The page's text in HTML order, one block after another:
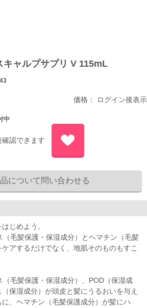
キャルプサプリ V 115mL
価格： ログイン後表示
中
認できます
じめよう。
毛髪保護・保湿成分）とヘマチン（毛髪
アするだけでなく、地肌そのものもすこ
毛髪保護・保湿成分）、POD（保湿成
保湿成分）が頭皮と髪にうるおいを与え
、ヘマチン（毛髪保護成分）が髪にハ